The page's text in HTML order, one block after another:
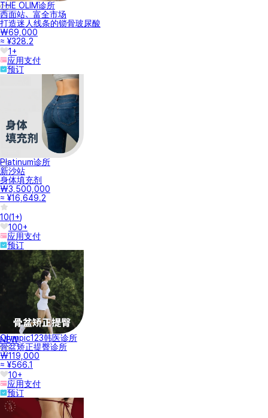
THE OLIM诊所
西面站、富全市场
打造迷人线条的锁骨玻尿酸
₩69,000
≈ ¥328.2
1+
应用支付
预订
Platinum诊所
新沙站
身体填充剂
₩3,500,000
≈ ¥16,649.2
10(1+)
100+
应用支付
预订
NEW
Olympic123韩医诊所
骨盆矫正提臀诊所
₩119,000
≈ ¥566.1
10+
应用支付
预订